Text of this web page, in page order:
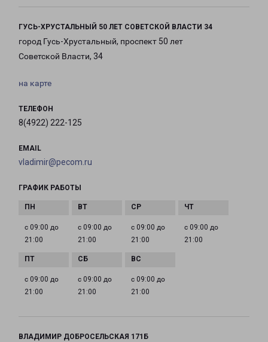
ГУСЬ-ХРУСТАЛЬНЫЙ 50 ЛЕТ СОВЕТСКОЙ ВЛАСТИ 34
город Гусь-Хрустальный, проспект 50 лет
Советской Власти, 34
на карте
ТЕЛЕФОН
8(4922) 222-125
EMAIL
vladimir@pecom.ru
ГРАФИК РАБОТЫ
с 09:00 до
21:00
с 09:00 до
21:00
с 09:00 до
21:00
с 09:00 до
21:00
с 09:00 до
21:00
с 09:00 до
21:00
с 09:00 до
21:00
ВЛАДИМИР ДОБРОСЕЛЬСКАЯ 171Б